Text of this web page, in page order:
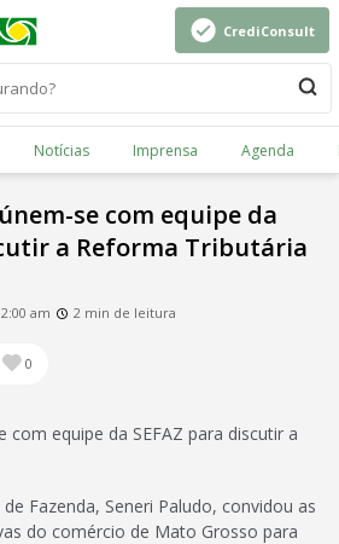
CrediConsult
Notícias Imprensa Agenda
se com equipe da
a Reforma Tributária
am
2 min de leitura
0
com equipe da SEFAZ para discutir a
Fazenda, Seneri Paludo, convidou as
do comércio de Mato Grosso para